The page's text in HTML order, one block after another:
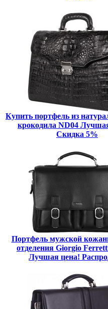
Купить портфель из
крокодила ND04
Скидка 5%
Портфель мужской
отделения Giorgio
Лучшая цена!